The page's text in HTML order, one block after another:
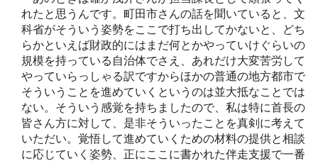
れたと思うんです。町田市さんの話を聞いていると、文
科省がそういう姿勢をここで打ち出してかないと、どち
らかといえば財政的にはまだ何とかやっていけぐらいの
規模を持っている自治体でさえ、あれだけ大変苦労して
やっていらっしゃる訳ですからほかの普通の地方都市で
そういうことを進めていくというのは並大抵なことでは
ない。そういう感覚を持ちましたので、私は特に首長の
皆さん方に対して、是非そういったことを真剣に考えて
いただい。覚悟して進めていくための材料の提供と相談
に応じていく姿勢、正にここに書かれた伴走支援で一番